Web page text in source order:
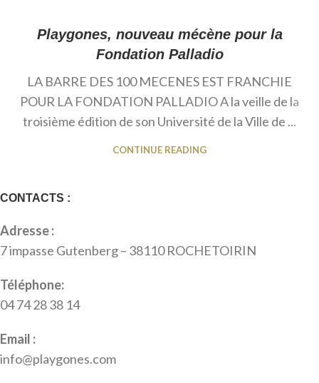
Playgones, nouveau mécène pour la
Fondation Palladio
LA BARRE DES 100 MECENES EST FRANCHIE
POUR LA FONDATION PALLADIO A la veille de la
troisième édition de son Université de la Ville de ...
CONTINUE READING
CONTACTS :
Adresse :
7 impasse Gutenberg – 38110 ROCHETOIRIN
Téléphone:
04 74 28 38 14
Email :
info@playgones.com